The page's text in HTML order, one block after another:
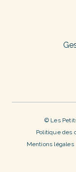
© Les
Politique des
Mentions légales